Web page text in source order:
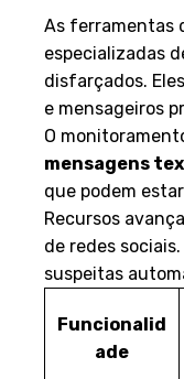
As ferramentas
especializadas
disfarçados.
e mensageiros
O
mensagens
que podem
Recursos
de redes
suspeitas
Funcionalid
ade